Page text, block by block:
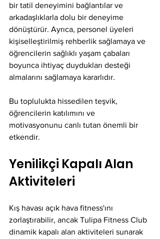
bir tatil deneyimini bağlantılar ve
arkadaşlıklarla dolu bir deneyime
dönüştürür. Ayrıca, personel üyeleri
kişiselleştirilmiş rehberlik sağlamaya ve
öğrencilerin sağlıklı yaşam çabaları
boyunca ihtiyaç duydukları desteği
almalarını sağlamaya kararlıdır.
Bu toplulukta hissedilen teşvik,
öğrencilerin katılımını ve
motivasyonunu canlı tutan önemli bir
etkendir.
Yenilikçi Kapalı Alan
Aktiviteleri
Kış havası açık hava fitness'ını
zorlaştırabilir, ancak Tulipa Fitness Club
dinamik kapalı alan aktiviteleri sunarak